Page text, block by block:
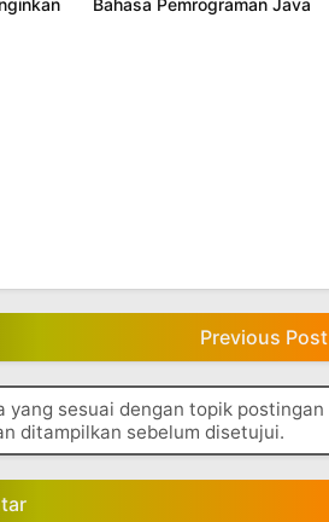
Bahasa Pemrograman Java
Previous Post
yang sesuai dengan topik postingan
ditampilkan sebelum disetujui.